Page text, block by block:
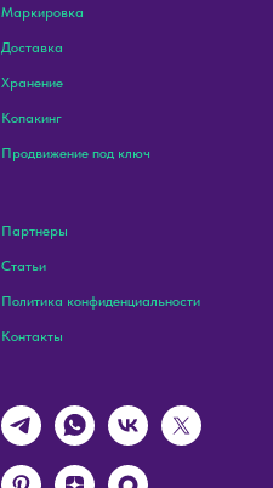
Маркировка
Доставка
Хранение
Копакинг
Продвижение под ключ
Партнеры
Статьи
Политика конфиденциальности
Контакты